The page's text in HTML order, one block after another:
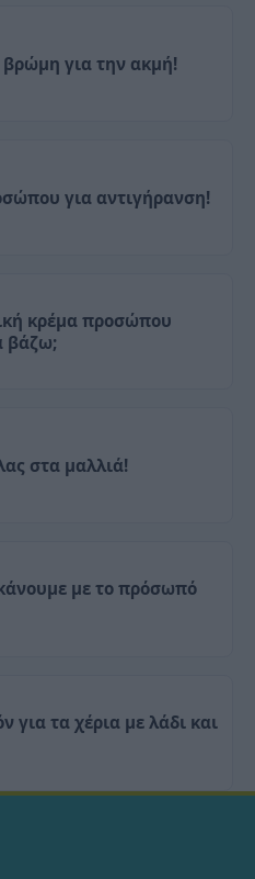
βρώμη για την ακμή!
για αντιγήρανση!
κρέμα προσώπου
βάζω;
στα μαλλιά!
με το πρόσωπό
για τα χέρια με λάδι και